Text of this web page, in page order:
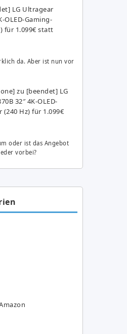
LG Ultragear
OLED-Gaming-
für 1.099€ statt
da. Aber ist nun vor
zu [beendet] LG
32″ 4K-OLED-
Hz) für 1.099€
oder ist das Angebot
vorbei?